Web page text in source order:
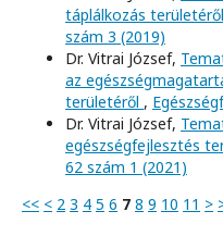
táplálkozás területéről
szám 3 (2019)
Dr. Vitrai József,
az
területéről ,
Dr. Vitrai József,
egészségfejlesztés
62 szám 1 (2021)
<< < 2 3 4 5 6 7 8 9 10 11 >